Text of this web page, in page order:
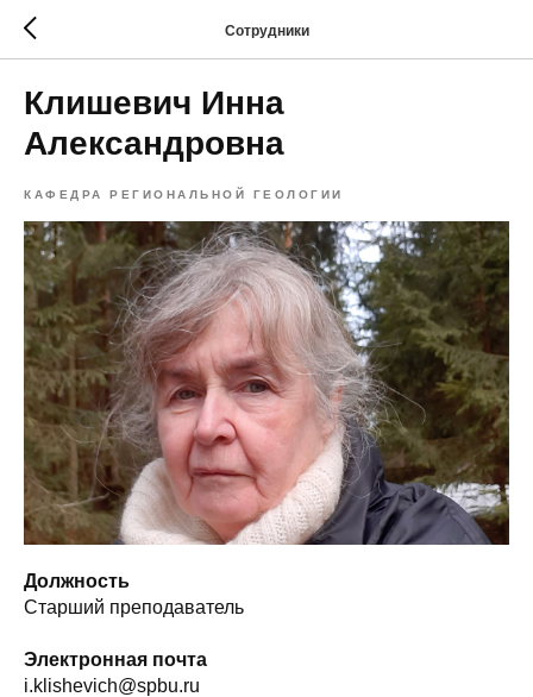
Сотрудники
Клишевич Инна
Александровна
КАФЕДРА РЕГИОНАЛЬНОЙ ГЕОЛОГИИ
Должность
Старший преподаватель
Электронная почта
i.klishevich@spbu.ru